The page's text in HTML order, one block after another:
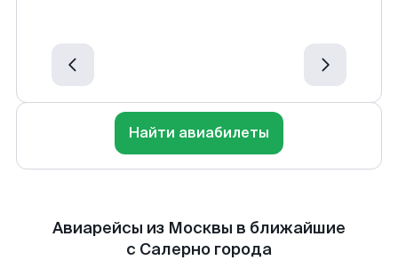
Найти авиабилеты
Авиарейсы из Москвы в ближайшие
с Салерно города